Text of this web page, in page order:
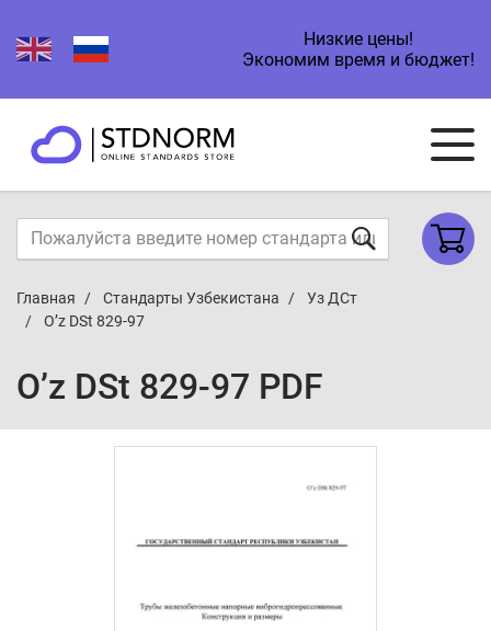
Низкие цены!
Экономим время и бюджет!
Главная Стандарты Узбекистана
Уз ДСт
O’z DSt 829-97
O’z DSt 829-97 PDF